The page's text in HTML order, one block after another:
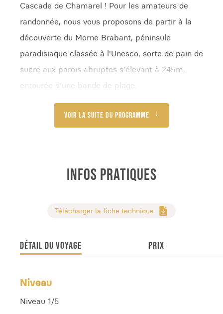
Cascade de Chamarel ! Pour les amateurs de
randonnée, nous vous proposons de partir à la
découverte du Morne Brabant, péninsule
paradisiaque classée à l'Unesco, sorte de pain de
sucre aux parois abruptes s'élevant à 245m,
entourée d'une bande de plage.
Voir la suite du programme
INFOS PRATIQUES
Télécharger la fiche technique
DÉTAIL DU VOYAGE PRIX
Niveau
Niveau 1/5